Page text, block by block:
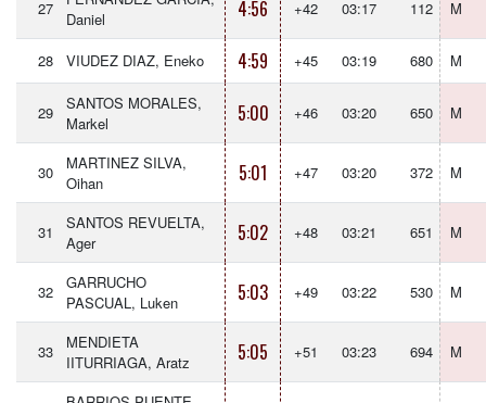
27
Daniel
4:56 +42 03:17 112 M
28 VIUDEZ DIAZ, Eneko 4:59 +45 03:19 680 M
29
SANTOS MORALES,
Markel
5:00 +46 03:20 650 M
30
MARTINEZ SILVA,
Oihan
5:01 +47 03:20 372 M
31
SANTOS REVUELTA,
Ager
5:02 +48 03:21 651 M
32
GARRUCHO
PASCUAL, Luken
5:03 +49 03:22 530 M
33
MENDIETA
IITURRIAGA, Aratz
5:05 +51 03:23 694 M